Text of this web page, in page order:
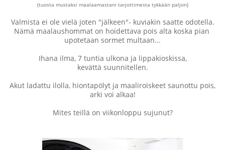
(tuosta mustaksi maalaamastani tarjottimesta tykkään paljon)
Valmista ei ole vielä joten "jälkeen"- kuviakin saatte odotella.
Nämä maalaushommat on hoidettava pois alta koska pian
upotetaan sormet multaan...
Ihana ilma, 7 tuntia ulkona ja lippakioskissa,
kevättä suunnitellen.
Akut ladattu ilolla, hiontapölyt ja maaliroiskeet saunottu pois,
arki voi alkaa!
Mites teillä on viikonloppu sujunut?